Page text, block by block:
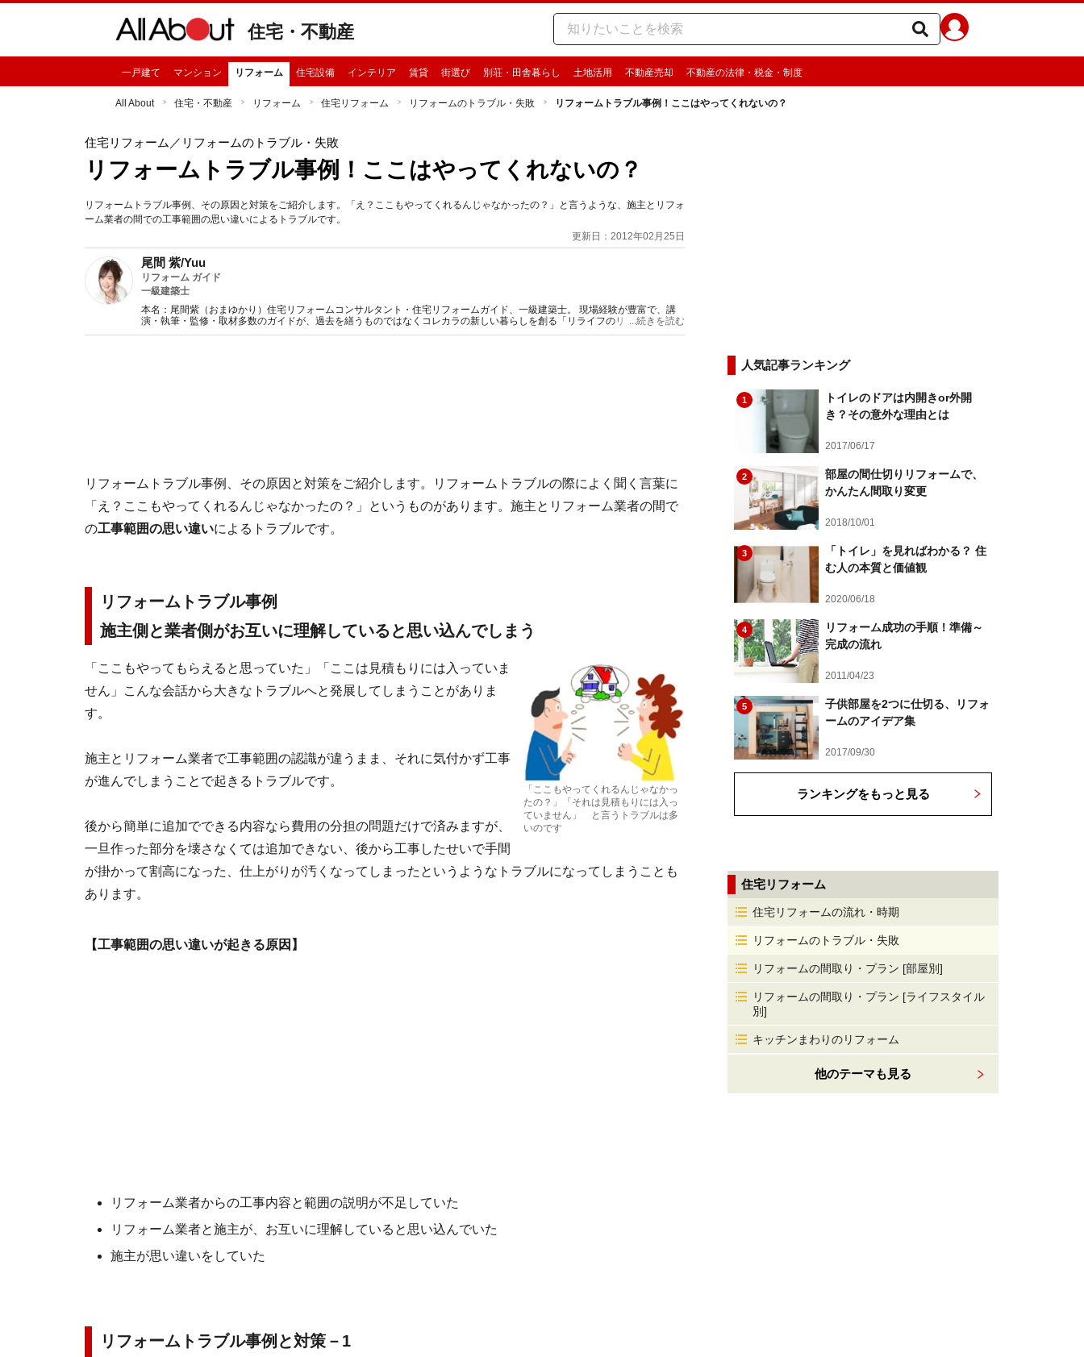
住宅・不動産
一戸建て マンション リフォーム 住宅設備 インテリア 賃貸 街選び 別荘・田舎暮らし 土地活用 不動産売却 不動産の法律・税金・制度
All About 住宅・不動産 リフォーム 住宅リフォーム リフォームのトラブル・失敗 リフォームトラブル事例！ここはやってくれないの？
住宅リフォーム ／リフォームのトラブル・失敗
リフォームトラブル事例！ここはやってくれないの？
リフォームトラブル事例、その原因と対策をご紹介します。「え？ここもやってくれるんじゃなかったの？」と言うような、施主とリフォ
ーム業者の間での工事範囲の思い違いによるトラブルです。
更新日：2012年02月25日
尾間 紫/Yuu
リフォーム ガイド
一級建築士
本名：尾間紫（おまゆかり）住宅リフォームコンサルタント・住宅リフォームガイド、一級建築士。 現場経験が豊富で、講
演・執筆・監修・取材多数のガイドが、過去を繕うものではなくコレカラの新しい暮らしを創る「リライフのリフォーム」を
提唱。本当に満足するリフォームのノウハウをお伝えしています。
...続きを読む
リフォームトラブル事例、その原因と対策をご紹介します。リフォームトラブルの際によく聞く言葉に
「え？ここもやってくれるんじゃなかったの？」というものがあります。施主とリフォーム業者の間で
の工事範囲の思い違いによるトラブルです。
リフォームトラブル事例
施主側と業者側がお互いに理解していると思い込んでしまう
「ここもやってくれるんじゃなかっ
たの？」「それは見積もりには入っ
ていません」 と言うトラブルは多
いのです
「ここもやってもらえると思っていた」「ここは見積もりには入っていま
せん」こんな会話から大きなトラブルへと発展してしまうことがありま
す。
施主とリフォーム業者で工事範囲の認識が違うまま、それに気付かず工事
が進んでしまうことで起きるトラブルです。
後から簡単に追加でできる内容なら費用の分担の問題だけで済みますが、
一旦作った部分を壊さなくては追加できない、後から工事したせいで手間
が掛かって割高になった、仕上がりが汚くなってしまったというようなトラブルになってしまうことも
あります。
【工事範囲の思い違いが起きる原因】
リフォーム業者からの工事内容と範囲の説明が不足していた
リフォーム業者と施主が、お互いに理解していると思い込んでいた
施主が思い違いをしていた
リフォームトラブル事例と対策－1
人気記事ランキング
1
トイレのドアは内開きor外開
き？その意外な理由とは
2017/06/17
2
部屋の間仕切りリフォームで、
かんたん間取り変更
2018/10/01
3
「トイレ」を見ればわかる？ 住
む人の本質と価値観
2020/06/18
4
リフォーム成功の手順！準備～
完成の流れ
2011/04/23
5
子供部屋を2つに仕切る、リフォ
ームのアイデア集
2017/09/30
ランキングをもっと見る
住宅リフォーム
住宅リフォームの流れ・時期
リフォームのトラブル・失敗
リフォームの間取り・プラン [部屋別]
リフォームの間取り・プラン [ライフスタイル
別]
キッチンまわりのリフォーム
他のテーマも見る